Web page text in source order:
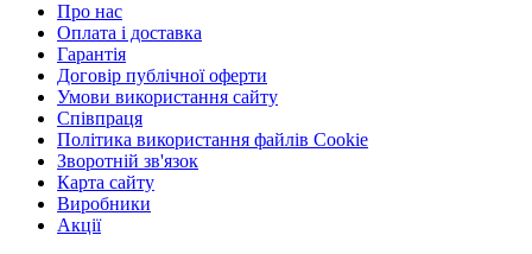
Про нас
Оплата і доставка
Гарантія
Договір публічної оферти
Умови використання сайту
Співпраця
Політика використання файлів Cookie
Зворотній зв'язок
Карта сайту
Виробники
Акції